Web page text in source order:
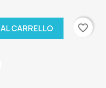
CARRELLO favorite_border